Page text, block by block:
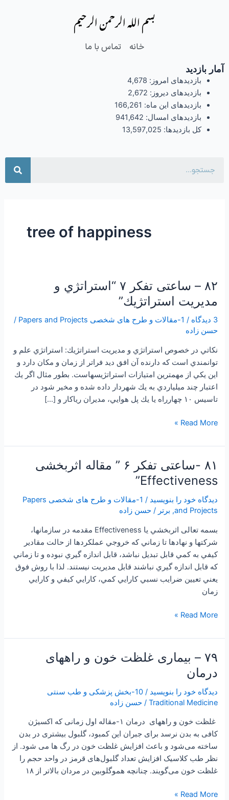
بسم الله الرحمن الرحیم
خانه تماس با ما
آمار بازدید
بازدیدهای امروز: 4,678
بازدیدهای دیروز: 2,672
بازدیدهای این ماه: 166,261
بازدیدهای امسال: 941,642
کل بازدیدها: 13,597,025
tree of happiness
۸۲ – ساعتی تفکر ۷ “استراتژي و
مديريت استراتژيك”
3 دیدگاه / 1-مقالات و طرح های شخصی Papers and Projects
/
حسن زاده
نكاتي در خصوص استراتژي و مديريت استراتژيك: استراتژي علم و
توانمندي است كه دارنده آن افق ديد فراتر از زمان و مكان دارد و
اين يكي از مهمترين امتيازات استراتژيسهاست. بطور مثال اگر يك
اعتبار چند ميلياردي به يك شهردار داده شده و مخير شود در
تاسيس ۱۰ چهارراه يا يك پل هوايي، مديران رياكار و […]
۸۲
ساعتی
تفکر
۷
“استراتژي
مديريت
استراتژيك”
Read More »
۸۱ -ساعتی تفکر ۶ ” مقاله اثربخشی
Effectiveness”
دیدگاه‌ خود را بنویسید /
1-مقالات و طرح های شخصی Papers
and Projects
, برتر /حسن زاده
بسمه تعالی اثربخشي يا Effectiveness مقدمه در سازمانها،
شركتها و نهادها تا زماني كه خروجي عملكردها از حالت مقادير
كيفي به كمي قابل تبديل نباشد، قابل اندازه گيري نبوده و تا زماني
كه قابل اندازه گيري نباشند قابل مديريت نيستند. لذا با روش فوق
يعني تعيين ضرايب نسبي كارايي كمي، كارايي كيفي و كارايي
زمان
۸۱
تفکر
۶
”
اثربخشی
Effectiveness”
Read More »
۷۹ – بیماری غلظت خون و راههای
درمان
دیدگاه‌ خود را بنویسید /
10-بخش پزشکی و طب سنتی
Traditional Medicine
/حسن زاده
غلظت خون و راههای درمان ۱-مقاله اول زمانی که اکسیژن
کافی به بدن نرسد برای جبران این کمبود، گلبول بیشتری در بدن
ساخته می‌شود و باعث افزایش غلظت خون در رگ‌ ها می‌ شود. از
نظر طب کلاسیک افزایش تعداد گلبول‌های قرمز در واحد حجم را
غلظت خون می‌گویند. چنانچه هموگلوبین در مردان بالاتر از ۱۸
۷۹
بیماری
غلظت
خون
راههای
درمان
Read More »